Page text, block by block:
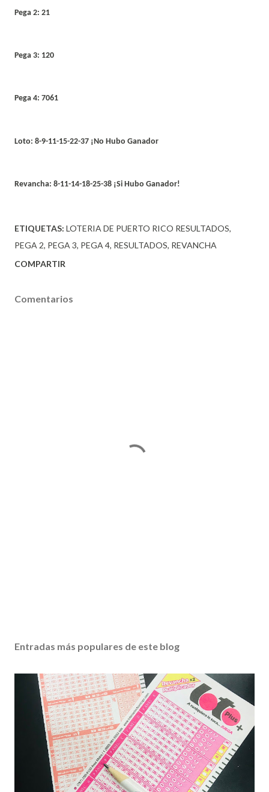
Pega 2: 21
Pega 3: 120
Pega 4: 7061
Loto: 8-9-11-15-22-37 ¡No Hubo Ganador
Revancha: 8-11-14-18-25-38 ¡Si Hubo Ganador!
ETIQUETAS: LOTERIA DE PUERTO RICO RESULTADOS
PEGA 2 PEGA 3 PEGA 4 RESULTADOS REVANCHA
COMPARTIR
Comentarios
Entradas más populares de este blog